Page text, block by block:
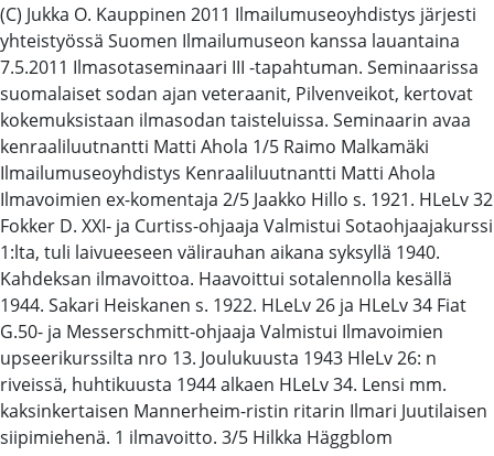
(C) Jukka O. Kauppinen 2011 Ilmailumuseoyhdistys järjesti
yhteistyössä Suomen Ilmailumuseon kanssa lauantaina
7.5.2011 Ilmasotaseminaari III -tapahtuman. Seminaarissa
suomalaiset sodan ajan veteraanit, Pilvenveikot, kertovat
kokemuksistaan ilmasodan taisteluissa. Seminaarin avaa
kenraaliluutnantti Matti Ahola 1/5 Raimo Malkamäki
Ilmailumuseoyhdistys Kenraaliluutnantti Matti Ahola
Ilmavoimien ex-komentaja 2/5 Jaakko Hillo s. 1921. HLeLv 32
Fokker D. XXI- ja Curtiss-ohjaaja Valmistui Sotaohjaajakurssi
1:lta, tuli laivueeseen välirauhan aikana syksyllä 1940.
Kahdeksan ilmavoittoa. Haavoittui sotalennolla kesällä
1944. Sakari Heiskanen s. 1922. HLeLv 26 ja HLeLv 34 Fiat
G.50- ja Messerschmitt-ohjaaja Valmistui Ilmavoimien
upseerikurssilta nro 13. Joulukuusta 1943 HleLv 26: n
riveissä, huhtikuusta 1944 alkaen HLeLv 34. Lensi mm.
kaksinkertaisen Mannerheim-ristin ritarin Ilmari Juutilaisen
siipimiehenä. 1 ilmavoitto. 3/5 Hilkka Häggblom